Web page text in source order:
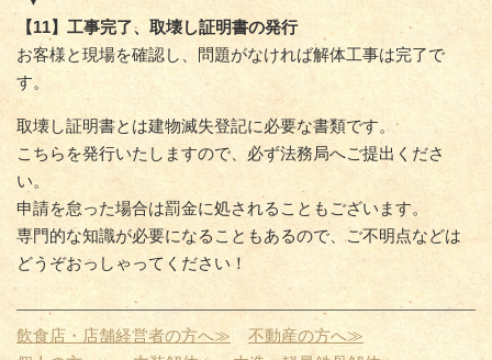
【11】工事完了、取壊し証明書の発行
お客様と現場を確認し、問題がなければ解体工事は完了で
す。
取壊し証明書とは建物滅失登記に必要な書類です。
こちらを発行いたしますので、必ず法務局へご提出くださ
い。
申請を怠った場合は罰金に処されることもございます。
専門的な知識が必要になることもあるので、ご不明点などは
どうぞおっしゃってください！
飲食店・店舗経営者の方へ≫
不動産の方へ≫